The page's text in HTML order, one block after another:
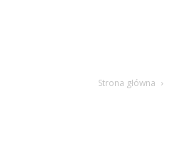
Strona główna